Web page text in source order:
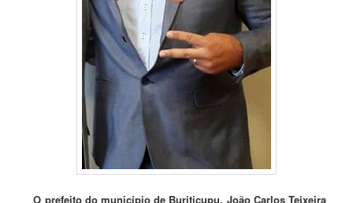
O prefeito do município de Buriticupu, João Carlos Teixeira